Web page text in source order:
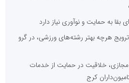
بقا به حمایت و نوآوری نیاز دارد
هرچه بهتر رشته‌های ورزشی، در گرو
مجازی، خلاقیت در حمایت از خدمات
کرج